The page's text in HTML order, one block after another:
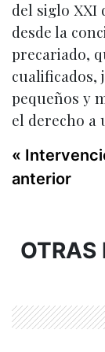
del siglo XXI
desde la
precariado,
cualificados,
pequeños y
el derecho a
«
anterior
OTRAS